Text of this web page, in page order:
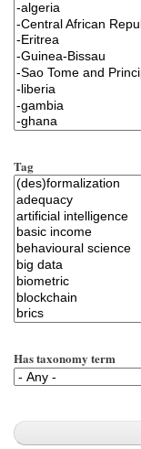
Tag
Has taxonomy term